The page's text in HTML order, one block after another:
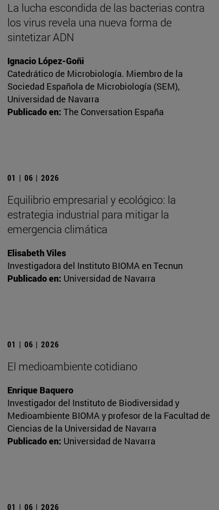
La lucha escondida de las bacterias contra
los virus revela una nueva forma de
sintetizar ADN
Ignacio López-Goñi
Catedrático de Microbiología. Miembro de la
Sociedad Española de Microbiología (SEM),
Universidad de Navarra
Publicado en: The Conversation España
01 | 06 | 2026
Equilibrio empresarial y ecológico: la
estrategia industrial para mitigar la
emergencia climática
Elisabeth Viles
Investigadora del Instituto BIOMA en Tecnun
Publicado en: Universidad de Navarra
01 | 06 | 2026
El medioambiente cotidiano
Enrique Baquero
Investigador del Instituto de Biodiversidad y
Medioambiente BIOMA y profesor de la Facultad de
Ciencias de la Universidad de Navarra
Publicado en: Universidad de Navarra
01 | 06 | 2026